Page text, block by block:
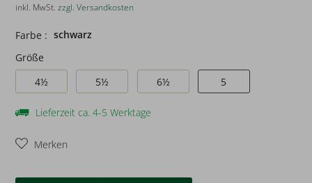
inkl. MwSt.zzgl. Versandkosten
Farbe : schwarz
Größe
4½
5½ 6½ 5
Lieferzeit ca. 4-5 Werktage
Merken